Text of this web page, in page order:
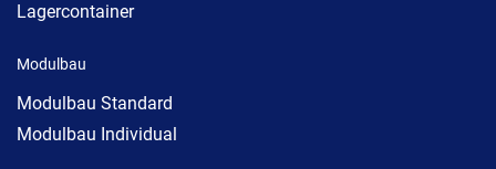
Lagercontainer
Modulbau
Modulbau Standard
Modulbau Individual